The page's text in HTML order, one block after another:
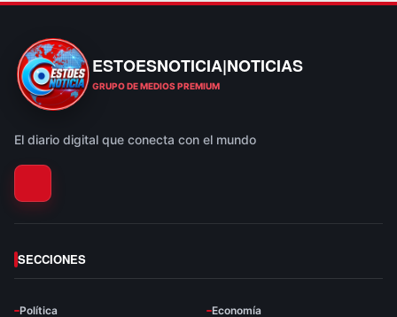
ESTOESNOTICIA|NOTICIAS
ESTOESNOTICIA|NOTICIAS
GRUPO DE MEDIOS PREMIUM
El diario digital que conecta con el mundo
SECCIONES
Política Economía